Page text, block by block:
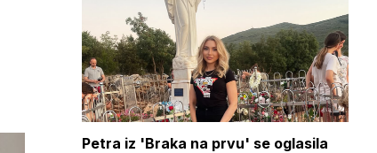
Petra iz 'Braka na prvu' se oglasila